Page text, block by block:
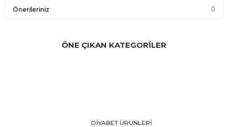
Önerileriniz
konularda yetersiz gördüğünüz noktaları öneri formunu
kullanarak tarafımıza iletebilirsiniz.
ÖNE ÇIKAN KATEGORİLER
DİYABET ÜRÜNLERİ